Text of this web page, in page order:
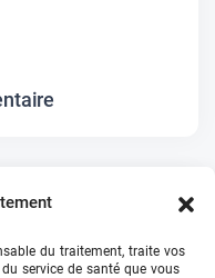
du traitement, traite vos
service de santé que vous